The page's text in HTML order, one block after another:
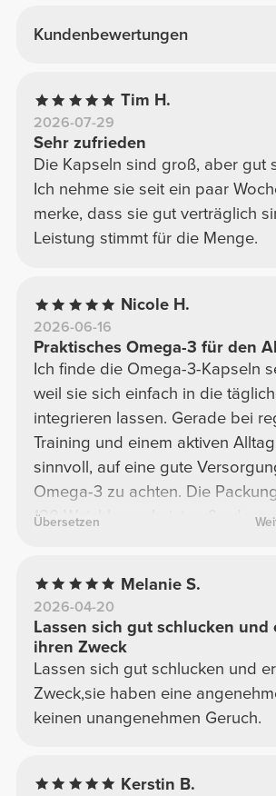
Kundenbewertungen
Tim H.
2026-07-29
Sehr zufrieden
Die Kapseln sind groß, aber gut
Ich nehme sie seit ein paar
merke, dass sie gut verträglich
Leistung stimmt für die Menge.
Nicole H.
2026-06-16
Praktisches Omega-3 für den
Ich finde die Omega-3-Kapseln
weil sie sich einfach in die
integrieren lassen. Gerade bei
Training und einem aktiven
sinnvoll, auf eine gute
Omega-3 zu achten. Die
180 Weichkapseln ist außerdem
kaufen würde.
Übersetzen
Melanie S.
2026-04-20
Lassen sich gut schlucken und
ihren Zweck
Lassen sich gut schlucken und
Zweck,sie haben eine
keinen unangenehmen Geruch.
Kerstin B.